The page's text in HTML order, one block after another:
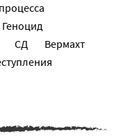
Геноцид
СД
Вермахт